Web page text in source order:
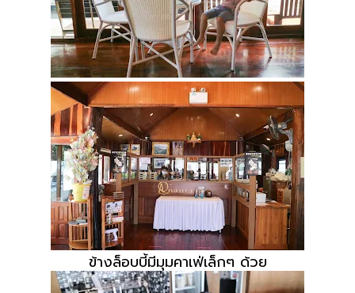
ข้างล็อบบี้มีมุมคาเฟ่เล็กๆ ด้วย